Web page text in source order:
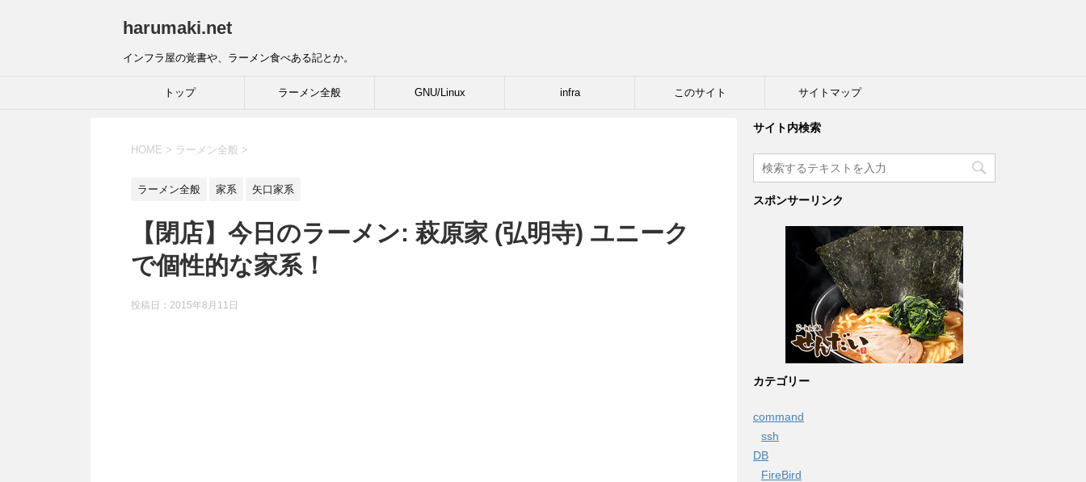
harumaki.net
インフラ屋の覚書や、ラーメン食べある記とか。
トップ ラーメン全般 GNU/Linux infra このサイト サイトマップ
HOME > ラーメン全般 >
ラーメン全般 家系 矢口家系
【閉店】今日のラーメン: 萩原家 (弘明寺) ユニーク
で個性的な家系！
投稿日：2015年8月11日
サイト内検索
スポンサーリンク
カテゴリー
command
ssh
DB
FireBird